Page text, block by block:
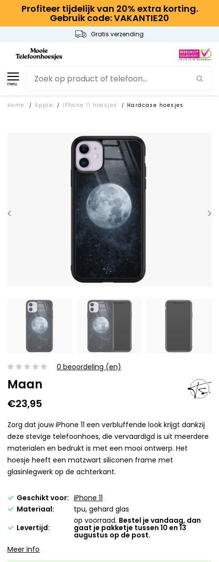
Profiteer tijdelijk van 20% extra korting.
Gebruik code: VAKANTIE20
Gratis verzending
menu
Home / Apple / iPhone 11 hoesjes / Hardcase hoesjes
0 beoordeling (en)
Maan
€23,95
Zorg dat jouw iPhone 11 een verbluffende look krijgt dankzij
deze stevige telefoonhoes, die vervaardigd is uit meerdere
materialen en bedrukt is met een mooi ontwerp. Het
hoesje heeft een matzwart siliconen frame met
glasinlegwerk op de achterkant.
Geschikt voor: iPhone 11
Materiaal:
tpu, gehard glas
Levertijd:
op voorraad. Bestel je vandaag, dan
gaat je pakketje tussen 10 en 13
augustus op de post.
Meer info